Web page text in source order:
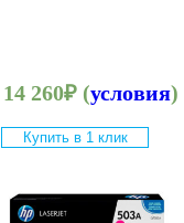
14 260₽ (условия)
Купить в 1 клик